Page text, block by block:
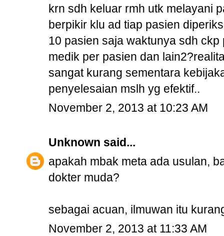
krn sdh keluar rmh utk melayani
berpikir klu ad tiap pasien
10 pasien saja waktunya sdh
medik per pasien dan
sangat kurang sementara
penyelesaian mslh yg efektif..
November 2, 2013 at 10:23 AM
Unknown said...
apakah mbak meta ada usulan,
dokter muda?
sebagai acuan, ilmuwan itu
November 2, 2013 at 11:33 AM